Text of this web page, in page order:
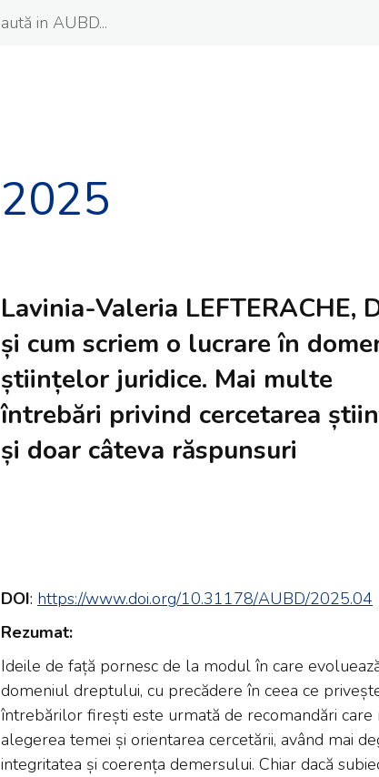
2025
Lavinia-Valeria LEFTERACHE,
și cum scriem o lucrare în
științelor juridice. Mai multe
întrebări privind cercetarea
și doar câteva răspunsuri
DOI: https://www.doi.org/10.31178/AUBD/2025.04
Rezumat:
Ideile de față pornesc de la modul în care
domeniul dreptului, cu precădere în ceea ce
întrebărilor firești este urmată de recomandări care
alegerea temei și orientarea cercetării, având mai
integritatea și coerența demersului. Chiar dacă